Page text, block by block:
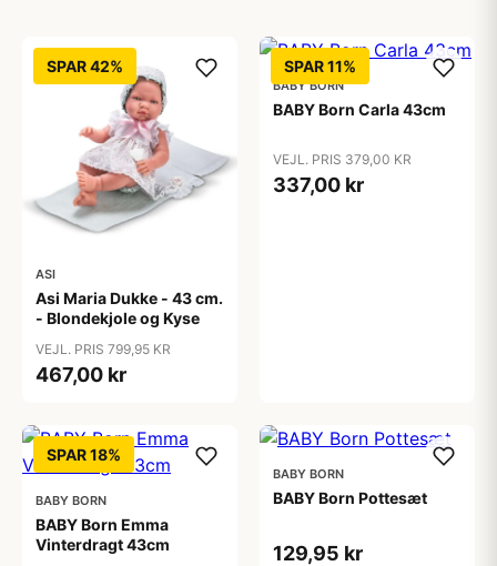
SPAR 42%
ASI
Asi Maria Dukke - 43 cm.
- Blondekjole og Kyse
VEJL. PRIS 799,95 KR
467,00 kr
SPAR 11%
BABY BORN
BABY Born Carla 43cm
VEJL. PRIS 379,00 KR
337,00 kr
SPAR 18%
BABY BORN
BABY Born Emma
Vinterdragt 43cm
BABY BORN
BABY Born Pottesæt
129,95 kr